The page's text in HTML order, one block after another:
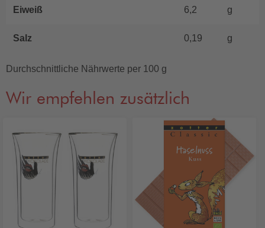
Eiweiß 6,2 g
Salz 0,19 g
Durchschnittliche Nährwerte per 100 g
Wir empfehlen zusätzlich